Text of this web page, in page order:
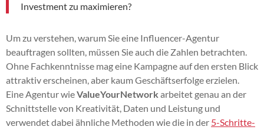
Investment zu maximieren?
Um zu verstehen, warum Sie eine Influencer-Agentur
beauftragen sollten, müssen Sie auch die Zahlen betrachten.
Ohne Fachkenntnisse mag eine Kampagne auf den ersten Blick
attraktiv erscheinen, aber kaum Geschäftserfolge erzielen.
Eine Agentur wieValueYourNetwork arbeitet genau an der
Schnittstelle von Kreativität, Daten und Leistung und
verwendet dabei ähnliche Methoden wie die in der 5-Schritte-